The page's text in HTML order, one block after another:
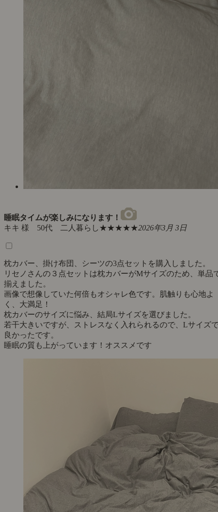
睡眠タイムが楽しみになります！
キキ 様 50代 二人暮らし★★★★★2026年3月 3日
枕カバー、掛け布団、シーツの3点セットを購入しました。
リセノさんの３点セットは枕カバーがMサイズのため、単品
揃えました。
画像で想像していた何倍もオシャレ色です。肌触りも心地よ
く、大満足！
枕カバーのサイズに悩み、結局Lサイズを選びました。
若干大きいですが、ストレスなく入れられるので、Lサイズ
良かったです。
睡眠の質も上がっています！オススメです